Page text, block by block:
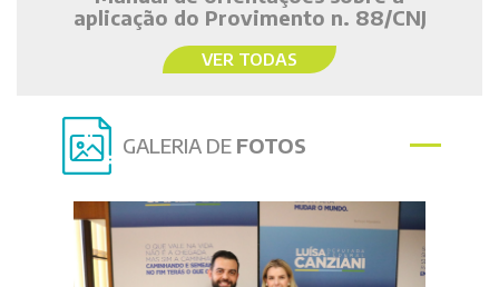
aplicação do Provimento n. 88/CNJ
VER TODAS
GALERIA DE FOTOS